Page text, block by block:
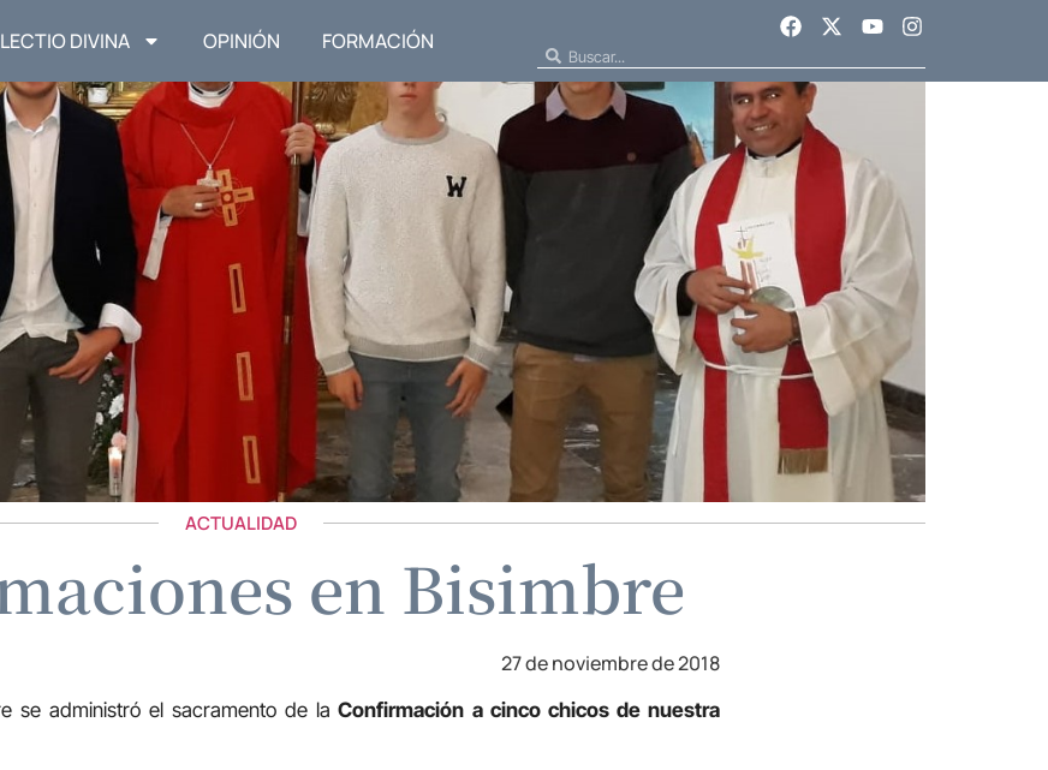
LECTIO DIVINA OPINIÓN FORMACIÓN
ACTUALIDAD
en Bisimbre
27 de noviembre de 2018
se administró el sacramento de la Confirmación a cinco chicos de nuestra